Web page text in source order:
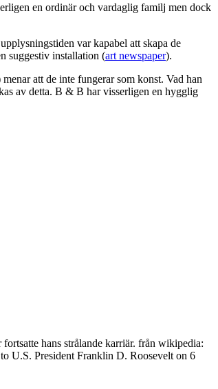
en ordinär och vardaglig familj men dock
var kapabel att skapa de
suggestiv installation (art newspaper).
att de inte fungerar som konst. Vad han
av detta. B & B har visserligen en hygglig
hans strålande karriär. från wikipedia:
U.S. President Franklin D. Roosevelt on 6